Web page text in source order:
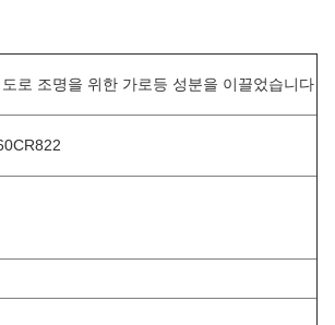
로 조명을 위한 가로등 성분을 이끌었습니다